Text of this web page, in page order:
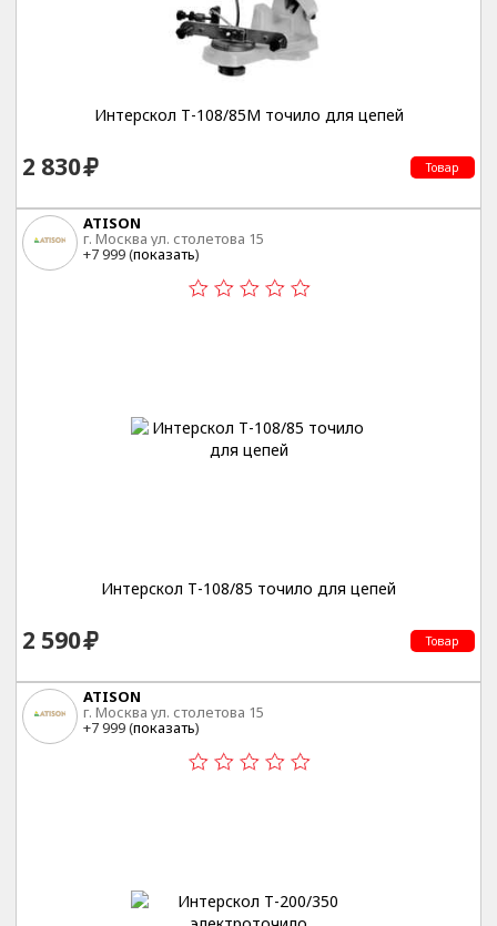
Интерскол Т-108/85М точило для цепей
2 830 Товар
ATISON
г. Москва ул. столетова 15
+7 999 (показать)
Интерскол Т-108/85 точило для цепей
2 590 Товар
ATISON
г. Москва ул. столетова 15
+7 999 (показать)